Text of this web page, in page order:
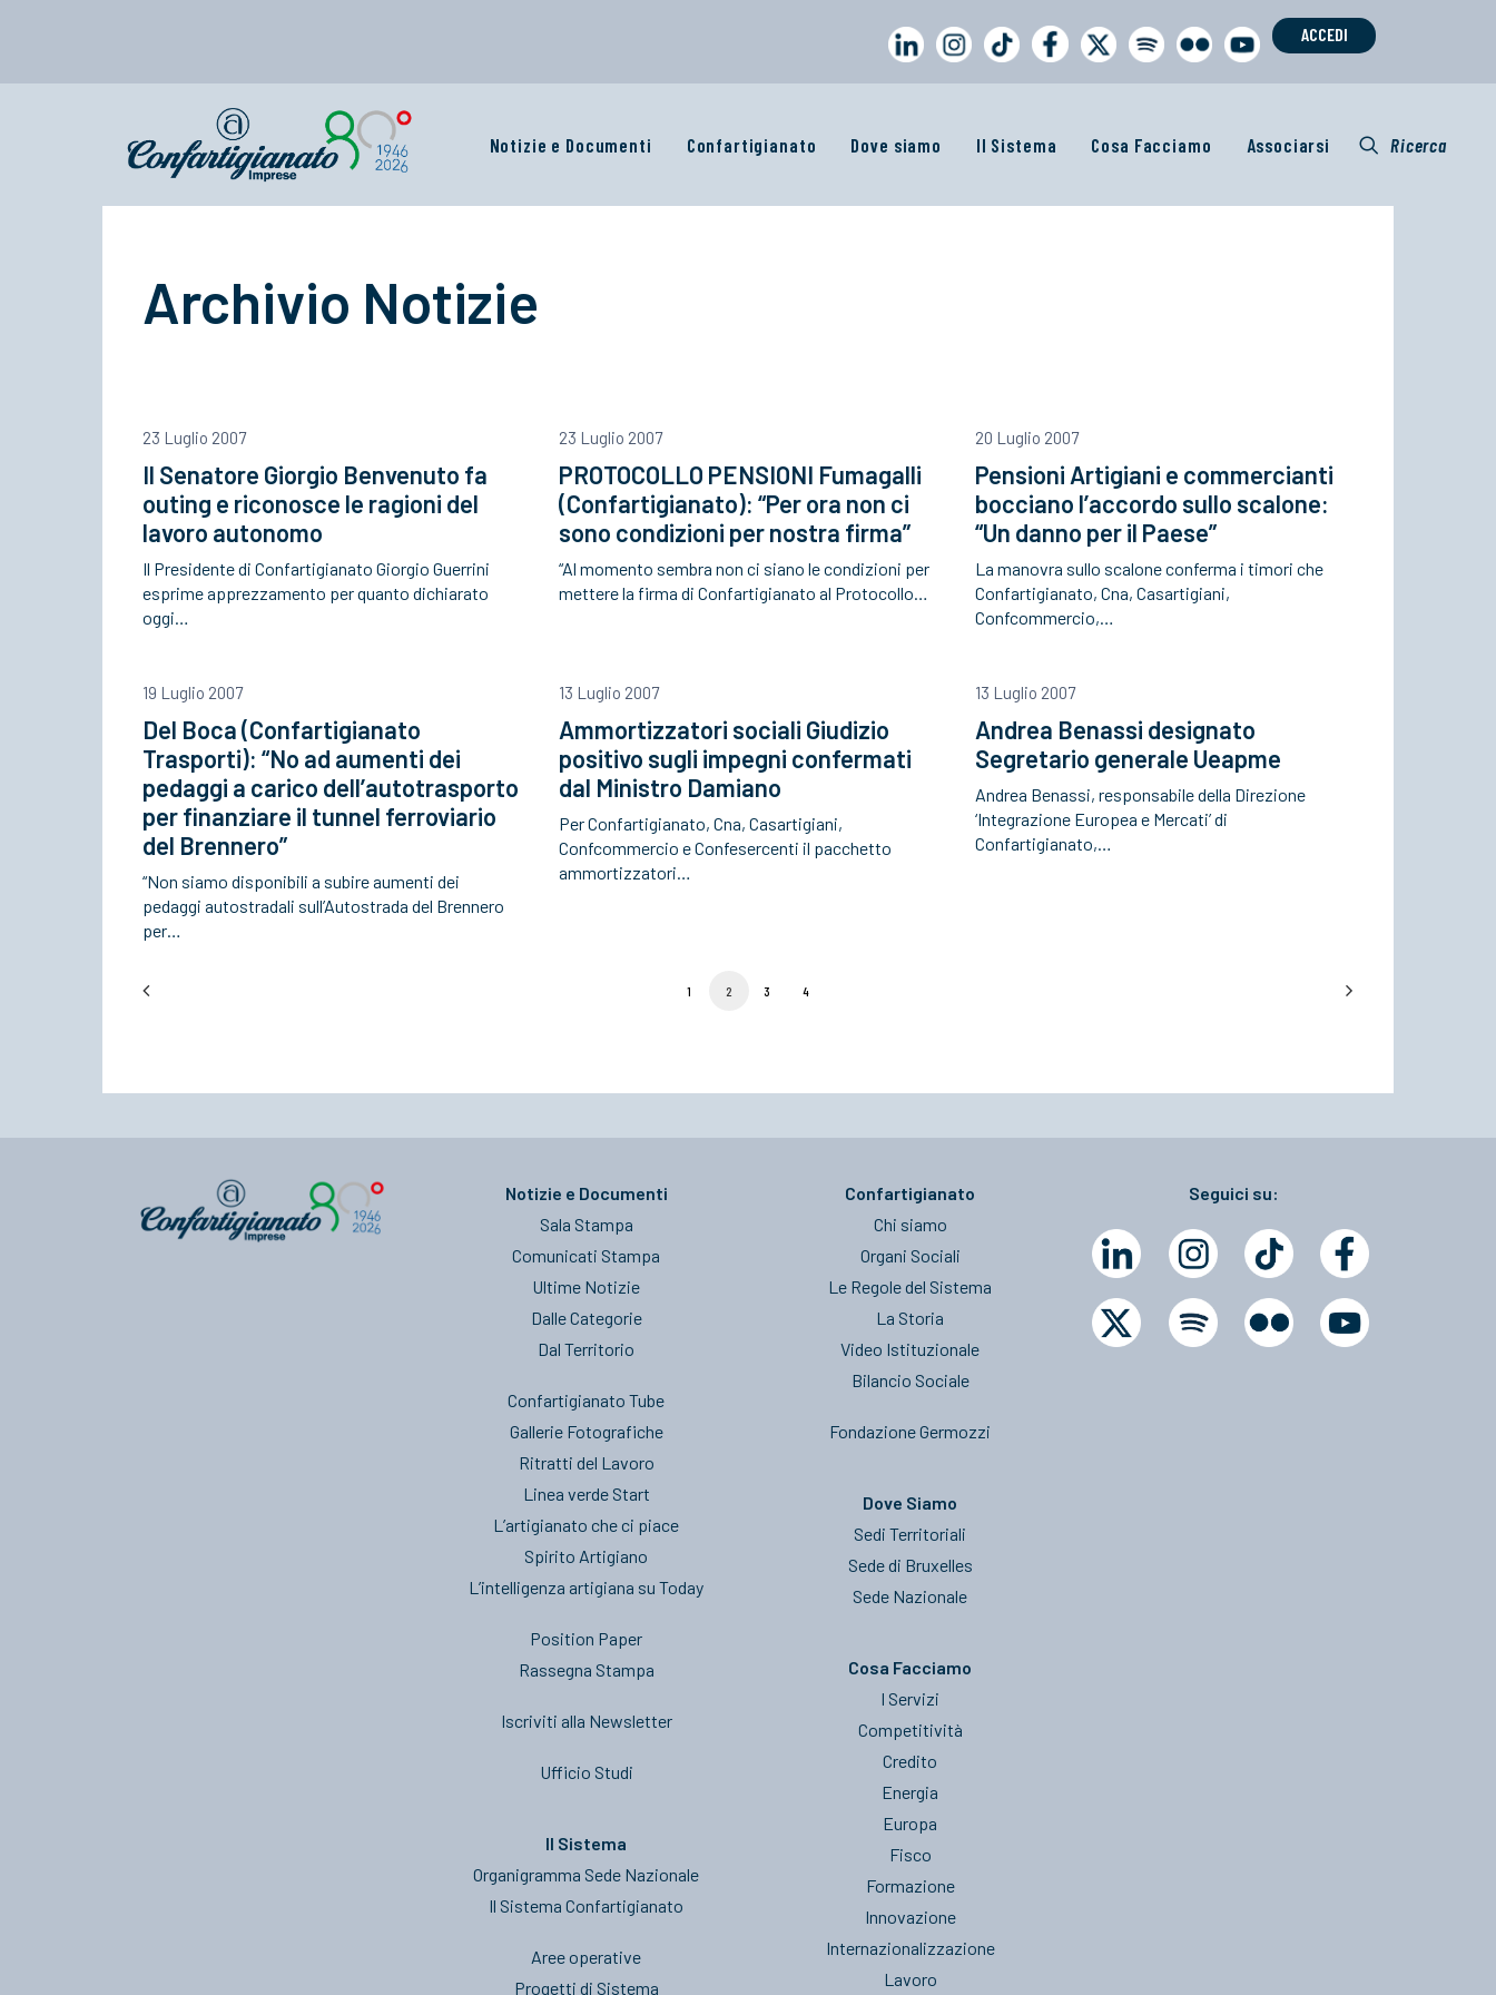
ACCEDI
Notizie e Documenti Confartigianato Dove siamo Il Sistema Cosa Facciamo Associarsi Ricerca
Archivio Notizie
23 Luglio 2007
Il Senatore Giorgio Benvenuto fa
outing e riconosce le ragioni del
lavoro autonomo
Il Presidente di Confartigianato Giorgio Guerrini
esprime apprezzamento per quanto dichiarato
oggi…
23 Luglio 2007
PROTOCOLLO PENSIONI Fumagalli
(Confartigianato): “Per ora non ci
sono condizioni per nostra firma”
“Al momento sembra non ci siano le condizioni per
mettere la firma di Confartigianato al Protocollo…
20 Luglio 2007
Pensioni Artigiani e commercianti
bocciano l’accordo sullo scalone:
“Un danno per il Paese”
La manovra sullo scalone conferma i timori che
Confartigianato, Cna, Casartigiani,
Confcommercio,…
19 Luglio 2007
Del Boca (Confartigianato
Trasporti): “No ad aumenti dei
pedaggi a carico dell’autotrasporto
per finanziare il tunnel ferroviario
del Brennero”
“Non siamo disponibili a subire aumenti dei
pedaggi autostradali sull’Autostrada del Brennero
per…
13 Luglio 2007
Ammortizzatori sociali Giudizio
positivo sugli impegni confermati
dal Ministro Damiano
Per Confartigianato, Cna, Casartigiani,
Confcommercio e Confesercenti il pacchetto
ammortizzatori…
13 Luglio 2007
Andrea Benassi designato
Segretario generale Ueapme
Andrea Benassi, responsabile della Direzione
‘Integrazione Europea e Mercati’ di
Confartigianato,…
1 2 3 4
Notizie e Documenti
Sala Stampa
Comunicati Stampa
Ultime Notizie
Dalle Categorie
Dal Territorio
Confartigianato Tube
Gallerie Fotografiche
Ritratti del Lavoro
Linea verde Start
L’artigianato che ci piace
Spirito Artigiano
L’intelligenza artigiana su Today
Position Paper
Rassegna Stampa
Iscriviti alla Newsletter
Ufficio Studi
Il Sistema
Organigramma Sede Nazionale
Il Sistema Confartigianato
Aree operative
Progetti di Sistema
Confartigianato
Chi siamo
Organi Sociali
Le Regole del Sistema
La Storia
Video Istituzionale
Bilancio Sociale
Fondazione Germozzi
Dove Siamo
Sedi Territoriali
Sede di Bruxelles
Sede Nazionale
Cosa Facciamo
I Servizi
Competitività
Credito
Energia
Europa
Fisco
Formazione
Innovazione
Internazionalizzazione
Lavoro
Seguici su: